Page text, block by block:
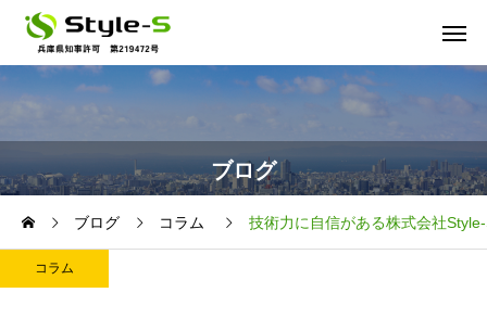
ブログ
ブログ コラム 技術力に自信がある株式会社
コラム